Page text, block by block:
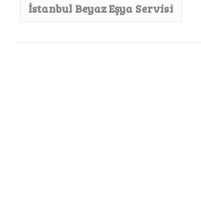
İstanbul Beyaz Eşya Servisi